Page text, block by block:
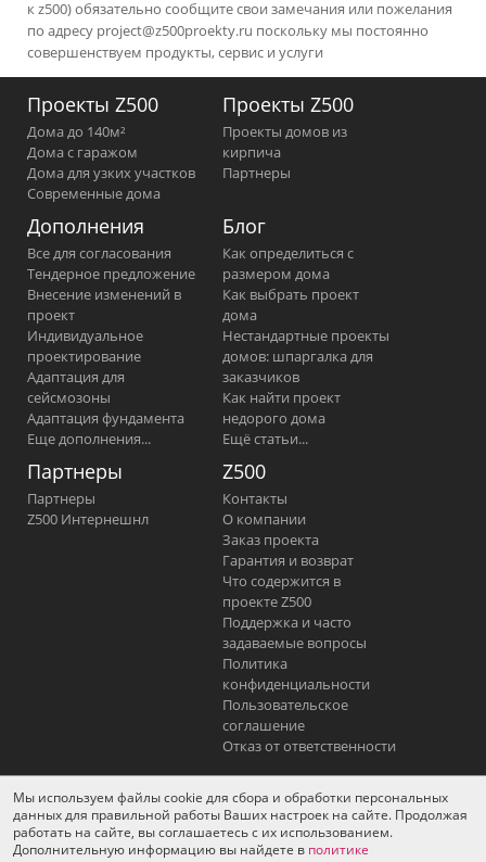
к z500) обязательно сообщите свои замечания или пожелания
по адресу project@z500proekty.ru поскольку мы постоянно
совершенствуем продукты, сервис и услуги
Проекты Z500
Дома до 140м²
Дома с гаражом
Дома для узких участков
Современные дома
Проекты Z500
Проекты домов из
кирпича
Партнеры
Дополнения
Все для согласования
Тендерное предложение
Внесение изменений в
проект
Индивидуальное
проектирование
Адаптация для
сейсмозоны
Адаптация фундамента
Еще дополнения...
Блог
Как определиться с
размером дома
Как выбрать проект
дома
Нестандартные проекты
домов: шпаргалка для
заказчиков
Как найти проект
недорого дома
Ещё статьи...
Партнеры
Партнеры
Z500 Интернешнл
Z500
Контакты
О компании
Заказ проекта
Гарантия и возврат
Что содержится в
проекте Z500
Поддержка и часто
задаваемые вопросы
Политика
конфиденциальности
Пользовательское
соглашение
Отказ от ответственности
YouTube Фейсбук
Вконтакте
Одноклассники
Instagram
Мы используем файлы cookie для сбора и обработки персональных
данных для правильной работы Ваших настроек на сайте. Продолжая
работать на сайте, вы соглашаетесь с их использованием.
Дополнительную информацию вы найдете в политике